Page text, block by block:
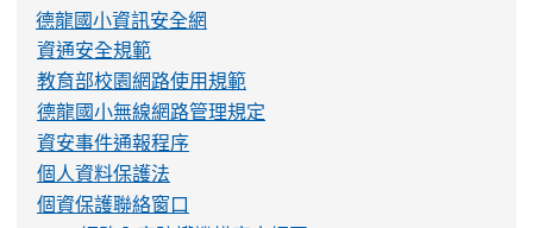
德龍國小資訊安全網
資通安全規範
教育部校園網路使用規範
德龍國小無線網路管理規定
資安事件通報程序
個人資料保護法
個資保護聯絡窗口